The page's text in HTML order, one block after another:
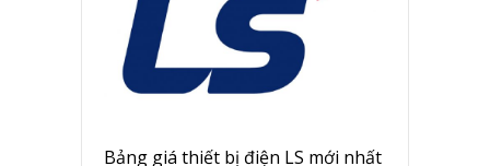
Bảng giá thiết bị điện LS mới nhất